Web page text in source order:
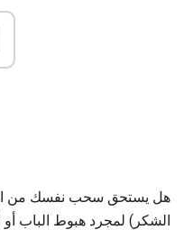
هل يستحق سحب نفسك من
الشكر) لمجرد هبوط الباب